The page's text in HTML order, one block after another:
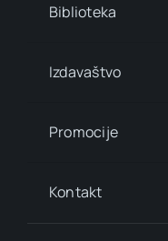
Biblioteka
Izdavaštvo
Promocije
Kontakt